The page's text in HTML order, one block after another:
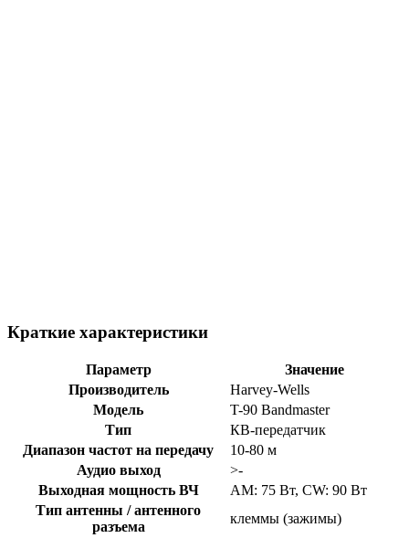
Краткие характеристики
Параметр
Значение
Производитель
Harvey-Wells
Модель
T-90 Bandmaster
Тип
КВ-передатчик
Диапазон частот на передачу
10-80 м
Аудио выход
>-
Выходная мощность ВЧ
AM: 75 Вт, CW: 90 Вт
Тип антенны / антенного
разъема
клеммы (зажимы)